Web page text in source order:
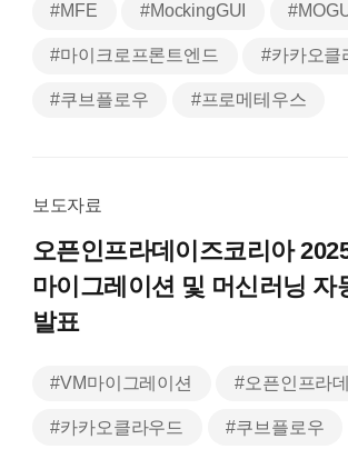
#MFE #MockingGUI
#마이크로프론트엔드 #카카오클
#쿠브플로우 #프로메테우스
보도자료
오픈인프라데이즈코리아
마이그레이션 및 머신러닝 자
발표
#VM마이그레이션 #오픈인프라
#카카오클라우드 #쿠브플로우